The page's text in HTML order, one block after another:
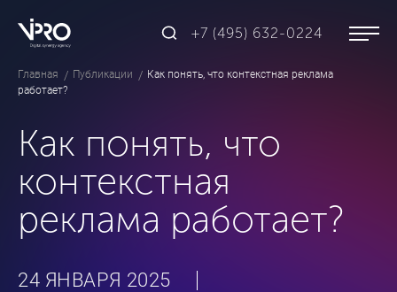
+7 (495) 632-0224
Главная Публикации
Как понять, что контекстная реклама
работает?
Как понять, что
контекстная
реклама работает?
24 ЯНВАРЯ 2025